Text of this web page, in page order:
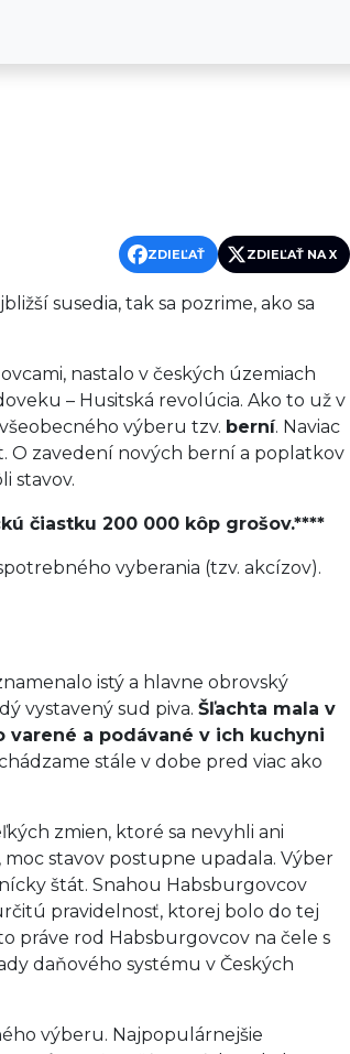
ZDIEĽAŤ ZDIEĽAŤ NA X
susedia, tak sa pozrime, ako sa
nastalo v českých územiach
– Husitská revolúcia. Ako to už v
výberu tzv. berní. Naviac
O zavedení nových berní a poplatkov
stavov.
čiastku 200 000 kôp grošov.****
vyberania (tzv. akcízov).
istý a hlavne obrovský
vystavený sud piva. Šľachta mala v
a podávané v ich kuchyni
stále v dobe pred viac ako
zmien, ktoré sa nevyhli ani
moc stavov postupne upadala. Výber
štát. Snahou Habsburgovcov
pravidelnosť, ktorej bolo do tej
práve rod Habsburgovcov na čele s
daňového systému v Českých
výberu. Najpopulárnejšie